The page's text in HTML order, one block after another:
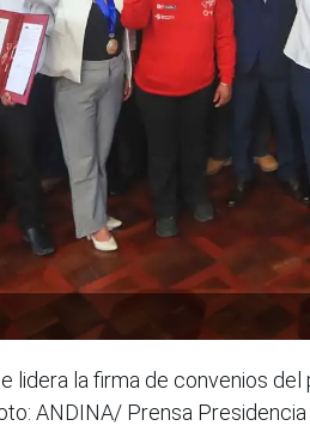
lidera la firma de convenios
ANDINA/ Prensa Presidencia